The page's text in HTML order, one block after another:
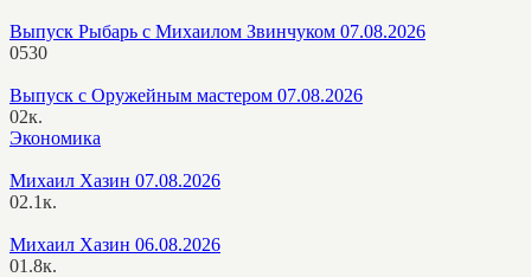
Выпуск Рыбарь с Михаилом Звинчуком 07.08.2026
0530
Выпуск с Оружейным мастером 07.08.2026
02к.
Экономика
Михаил Хазин 07.08.2026
02.1к.
Михаил Хазин 06.08.2026
01.8к.